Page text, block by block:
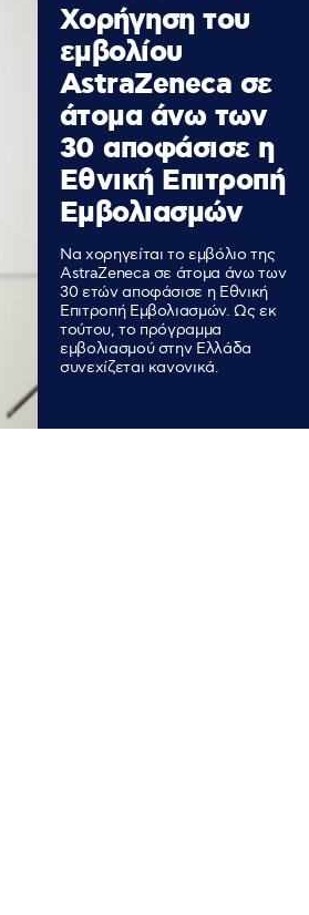
Χορήγηση του
εμβολίου
AstraZeneca σε
άτομα άνω των
30 αποφάσισε η
Εθνική Επιτροπή
Εμβολιασμών
Να χορηγείται το εμβόλιο της
AstraZeneca σε άτομα άνω των
30 ετών αποφάσισε η Εθνική
Επιτροπή Εμβολιασμών. Ως εκ
τούτου, το πρόγραμμα
εμβολιασμού στην Ελλάδα
συνεχίζεται κανονικά.